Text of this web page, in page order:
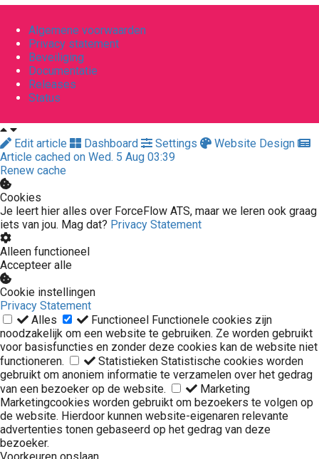
Algemene voorwaarden
Privacy statement
Beveiliging
Documentatie
Releases
Status
Edit article Dashboard Settings
Website Design
Article cached on Wed. 5 Aug 03:39
Renew cache
Cookies
Je leert hier alles over ForceFlow ATS, maar we leren ook graag
iets van jou. Mag dat? Privacy Statement
Alleen functioneel
Accepteer alle
Cookie instellingen
Privacy Statement
Alles
Functioneel Functionele cookies zijn
noodzakelijk om een website te gebruiken. Ze worden gebruikt
voor basisfuncties en zonder deze cookies kan de website niet
functioneren.
Statistieken Statistische cookies worden
gebruikt om anoniem informatie te verzamelen over het gedrag
van een bezoeker op de website.
Marketing
Marketingcookies worden gebruikt om bezoekers te volgen op
de website. Hierdoor kunnen website-eigenaren relevante
advertenties tonen gebaseerd op het gedrag van deze
bezoeker.